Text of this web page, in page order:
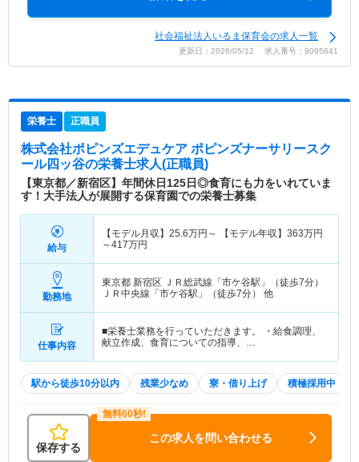
社会福祉法人いるま保育会の求人一覧
更新日：2026/05/12 求人番号：9095641
栄養士 正職員
株式会社ポピンズエデュケア ポピンズナーサリースク
ール四ッ谷の栄養士求人(正職員)
【東京都／新宿区】年間休日125日◎食育にも力をいれていま
す！大手法人が展開する保育園での栄養士募集
給与
【モデル月収】 25.6万円～ 【モデル年収】 363万円
～417万円
勤務地
東京都 新宿区 ＪＲ総武線「市ケ谷駅」（徒歩7分）
ＪＲ中央線「市ケ谷駅」（徒歩7分） 他
仕事内容
■栄養士業務を行っていただきます。 ・給食調理、
献立作成、食育についての指導、…
駅から徒歩10分以内 残業少なめ 寮・借り上げ 積極採用中
保存する
この求人を問い合わせる